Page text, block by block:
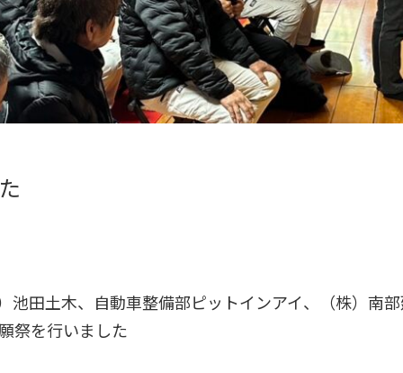
池田土木、自動車整備部ピットインアイ、（株）南
祭を行いました